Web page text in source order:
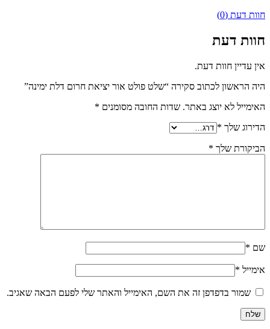
חוות דעת (0)
חוות דעת
אין עדיין חוות דעת.
היה הראשון לכתוב סקירה “שלט פולט אור יציאת חרום דלת ימינה”
האימייל לא יוצג באתר. שדות החובה מסומנים *
הדירוג שלך *
הביקורת שלך *
שם *
אימייל *
שמור בדפדפן זה את השם, האימייל והאתר שלי לפעם הבאה שאגיב.